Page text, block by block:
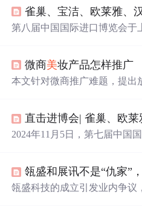
雀巢、宝洁、欧莱雅、
第八届中国国际进口博览会于
个性化消费趋势，体现对中国
诺。
微商美妆产品怎样推广
本文针对微商推广难题，提出
台发布相关内容来吸引目标客
直击进博会| 雀巢、欧
2024年11月5日，第七届中国
新品；诺华展示创新药物等，
领域的成果与实力。
瓴盛科技的成立引发业内争议